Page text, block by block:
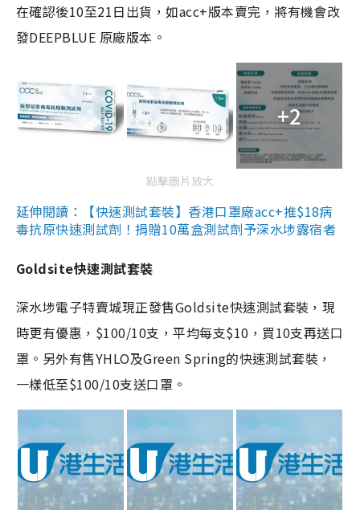
在確認後10至21日出貨，如acc+版本賣完，將有機會改
發DEEPBLUE 原廠版本。
+2
點擊圖片放大
延伸閱讀：【快速測試套裝】香港口罩廠acc+推$18病
毒抗原快速測試劑！捐贈10萬盒測試劑予深水埗露宿者
Goldsite快速測試套裝
深水埗電子特賣城現正發售Goldsite快速測試套裝，現
時更有優惠，$100/10支，平均每支$10，買10支再送口
罩。另外有售YHLO及Green Spring的快速測試套裝，
一樣低至$100/10支送口罩。